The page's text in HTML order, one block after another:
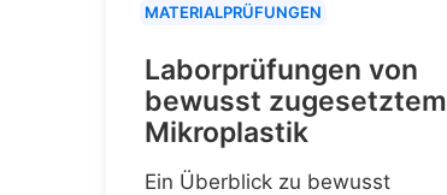
MATERIALPRÜFUNGEN
Laborprüfungen von
bewusst zugesetztem
Mikroplastik
Ein Überblick zu bewusst